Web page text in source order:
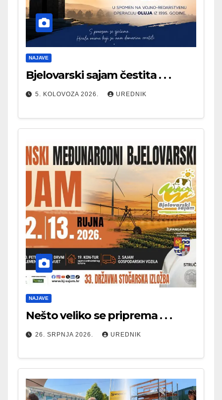
NAJAVE
Bjelovarski sajam čestita . . .
5. KOLOVOZA 2026. UREDNIK
NAJAVE
Nešto veliko se priprema . . .
26. SRPNJA 2026. UREDNIK